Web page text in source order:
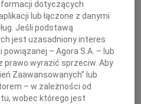
Regina
dotyczących
lub łączone z danymi
Jeśli podstawą
jest uzasadniony interes
powiązanej – Agora S.A. – lub
prawo wyrazić sprzeciw. Aby
Zaawansowanych” lub
– w zależności od
wobec którego jest